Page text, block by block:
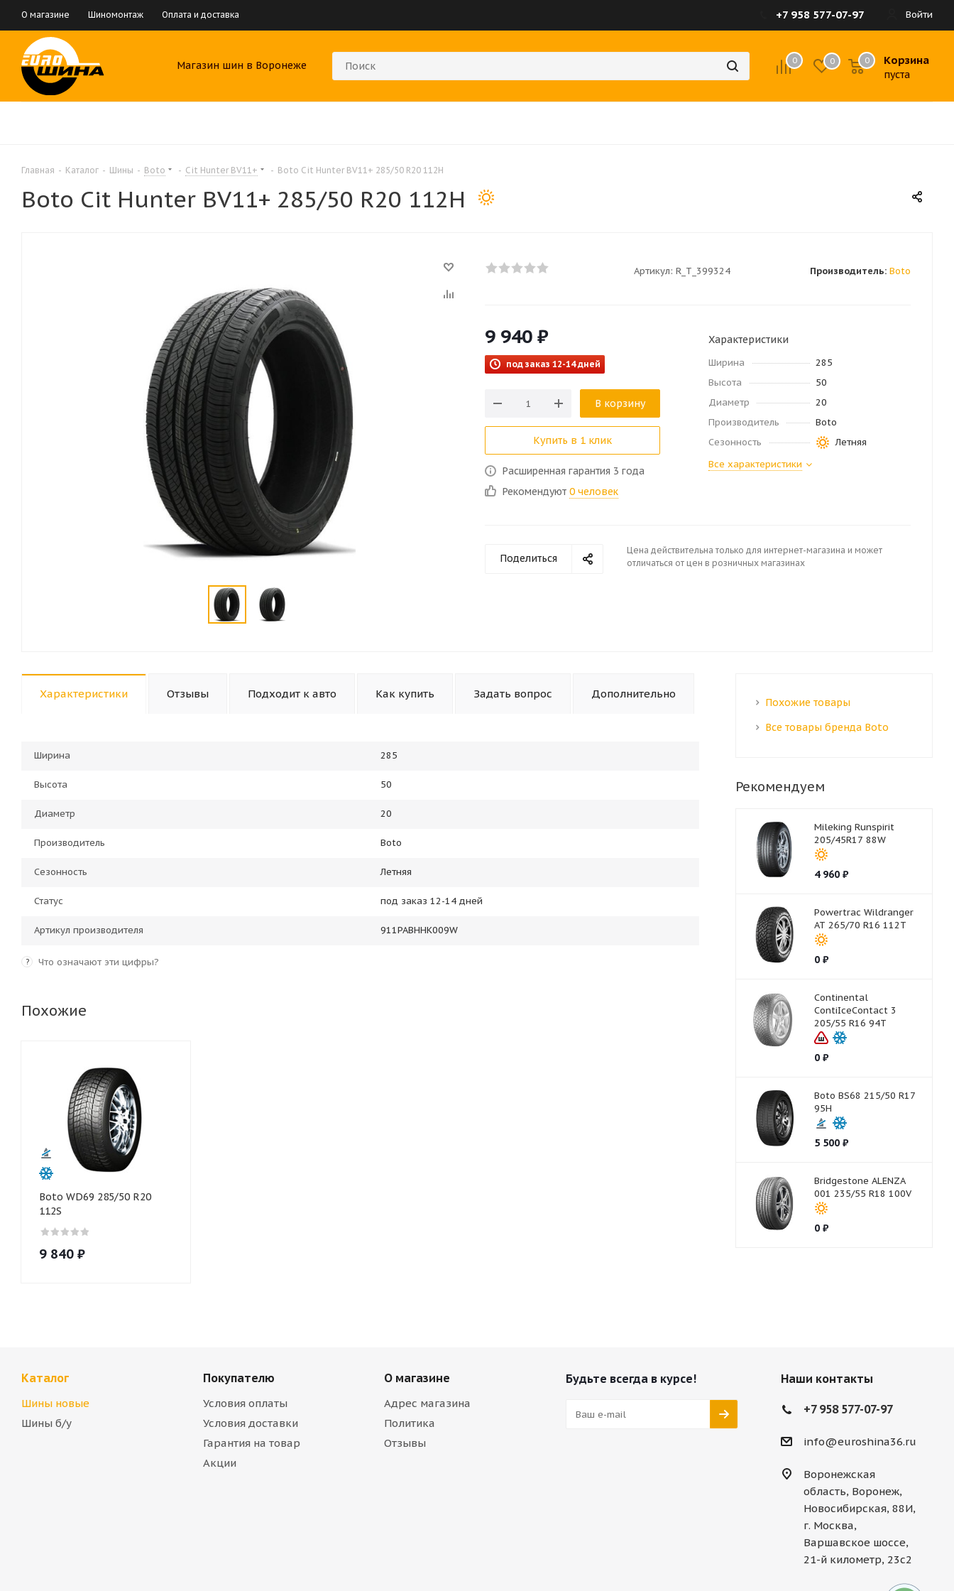
О магазине Шиномонтаж Оплата и доставка Войти
+7 958 577-07-97
Магазин шин в Воронеже 0 0 Корзина
пуста
0
Главная - Каталог - Шины - Boto - Cit Hunter BV11+ - Boto Cit Hunter BV11+ 285/50 R20 112H
Boto Cit Hunter BV11+ 285/50 R20 112H
Артикул: R_T_399324 Производитель: Boto
9 940 ₽
под заказ 12-14 дней
В корзину
Купить в 1 клик
Расширенная гарантия 3 года
Рекомендуют 0 человек
Характеристики
Ширина
285
Высота
50
Диаметр
20
Производитель
Boto
Сезонность
Летняя
Все характеристики
Поделиться
Цена действительна только для интернет-магазина и может
отличаться от цен в розничных магазинах
Характеристики Отзывы Подходит к авто Как купить Задать вопрос Дополнительно
Ширина 285
Высота 50
Диаметр 20
Производитель Boto
Сезонность Летняя
Статус под заказ 12-14 дней
Артикул производителя 911PABHHK009W
? Что означают эти цифры?
Похожие
Boto WD69 285/50 R20
112S
9 840 ₽
Похожие товары
Все товары бренда Boto
Рекомендуем
Mileking Runspirit
205/45R17 88W
4 960₽
Powertrac Wildranger
AT 265/70 R16 112T
0₽
Continental
ContiIceContact 3
205/55 R16 94T
0₽
Boto BS68 215/50 R17
95H
5 500₽
Bridgestone ALENZA
001 235/55 R18 100V
0₽
Каталог
Шины новые
Шины б/у
Покупателю
Условия оплаты
Условия доставки
Гарантия на товар
Акции
О магазине
Адрес магазина
Политика
Отзывы
Будьте всегда в курсе! Наши контакты
+7 958 577-07-97
info@euroshina36.ru
Воронежская
область, Воронеж,
Новосибирская, 88И,
г. Москва,
Варшавское шоссе,
21-й километр, 23с2